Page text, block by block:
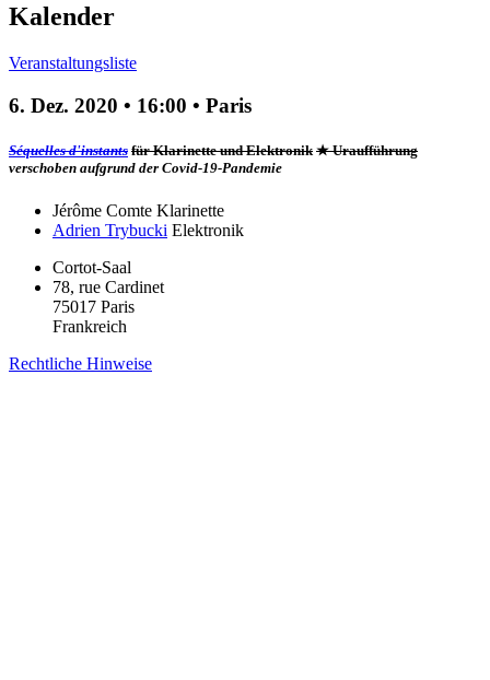
Kalender
Veranstaltungsliste
6. Dez. 2020 • 16:00 • Paris
Séquelles d'instants für Klarinette und Elektronik ★ Uraufführung
verschoben aufgrund der Covid-19-Pandemie
Jérôme Comte Klarinette
Adrien Trybucki Elektronik
Cortot-Saal
78, rue Cardinet
75017 Paris
Frankreich
Rechtliche Hinweise